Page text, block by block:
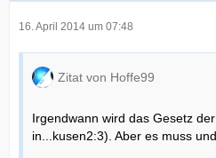
16. April 2014 um 07:48
Zitat von Hoffe99
Irgendwann wird das Gesetz
in...kusen2:3). Aber es muss